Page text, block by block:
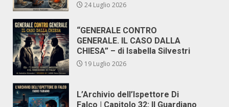
24 Luglio 2026
“GENERALE CONTRO
GENERALE. IL CASO DALLA
CHIESA” – di Isabella Silvestri
19 Luglio 2026
L’Archivio dell’Ispettore Di
Falco | Capitolo 32: Il Guardiano